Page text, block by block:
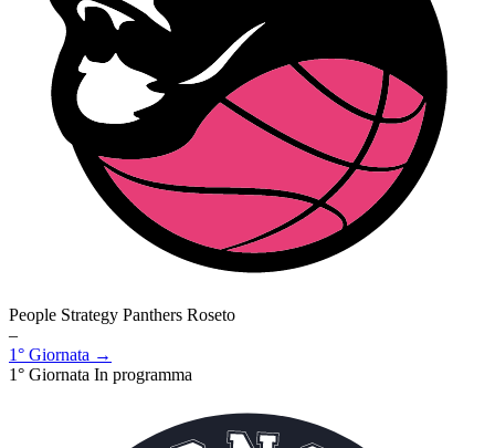
People Strategy Panthers Roseto
–
1° Giornata →
1° Giornata In programma